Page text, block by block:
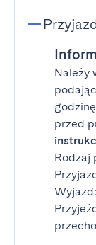
Należy
przed
Rodzaj
Wyjazd: